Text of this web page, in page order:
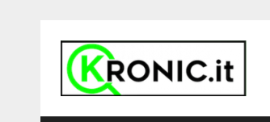
content